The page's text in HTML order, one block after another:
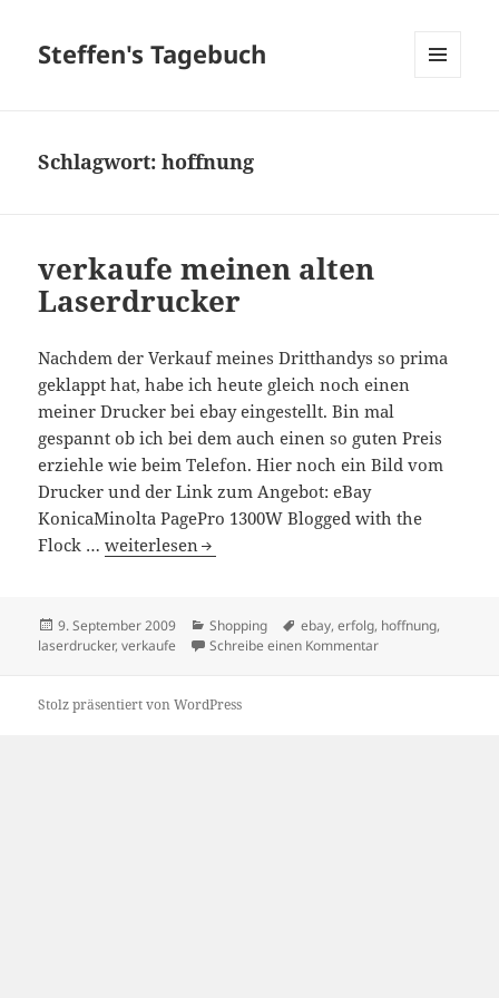
Steffen's Tagebuch
Schlagwort:hoffnung
verkaufe meinen alten
Laserdrucker
Nachdem der Verkauf meines Dritthandys so prima
geklappt hat, habe ich heute gleich noch einen
meiner Drucker bei ebay eingestellt. Bin mal
gespannt ob ich bei dem auch einen so guten Preis
erziehle wie beim Telefon. Hier noch ein Bild vom
Drucker und der Link zum Angebot: eBay
KonicaMinolta PagePro 1300W Blogged with the
Flock …verkaufe meinen alten Laserdrucker
weiterlesen
Veröffentlicht
am
9. September 2009 Kategorien
Shopping Schlagwörter
ebay,erfolg, hoffnung,
laserdrucker,verkaufe Schreibe einen Kommentarzu verkaufe
Stolz präsentiert von WordPress